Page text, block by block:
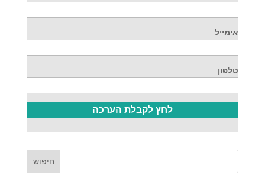
אימייל
טלפון